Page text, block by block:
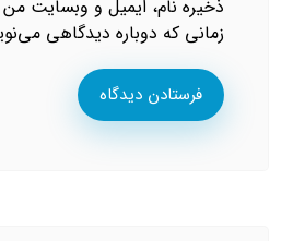
ذخیره نام، ایمیل و وبسایت من
زمانی که دوباره دیدگاهی
فرستادن دیدگاه